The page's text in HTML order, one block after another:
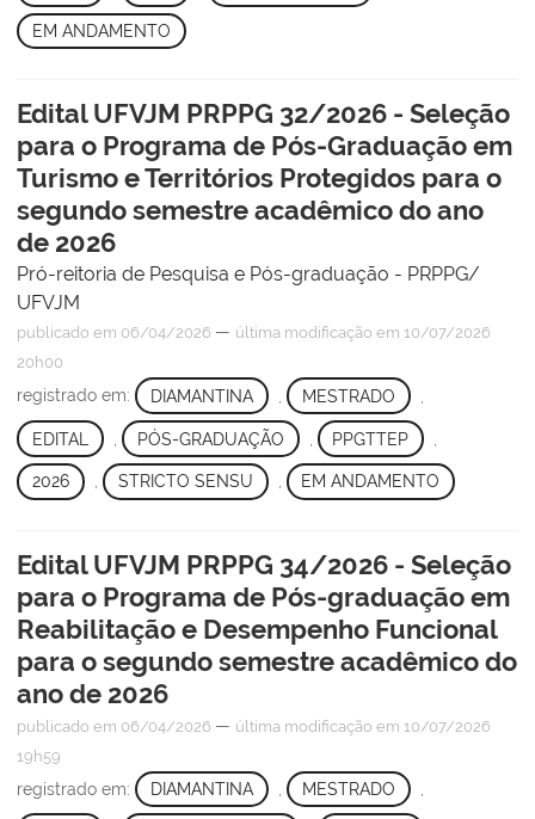
EM ANDAMENTO
Edital UFVJM PRPPG 32/2026 - Seleção
para o Programa de Pós-Graduação em
Turismo e Territórios Protegidos para o
segundo semestre acadêmico do ano
de 2026
Pró-reitoria de Pesquisa e Pós-graduação - PRPPG/
UFVJM
publicado em 06/04/2026 — última modificação em 10/07/2026
20h00
registrado em: DIAMANTINA MESTRADO
EDITAL PÓS-GRADUAÇÃO PPGTTEP
2026 , STRICTO SENSU , EM ANDAMENTO
Edital UFVJM PRPPG 34/2026 - Seleção
para o Programa de Pós-graduação em
Reabilitação e Desempenho Funcional
para o segundo semestre acadêmico do
ano de 2026
publicado em 06/04/2026 — última modificação em 10/07/2026
19h59
registrado em: DIAMANTINA MESTRADO